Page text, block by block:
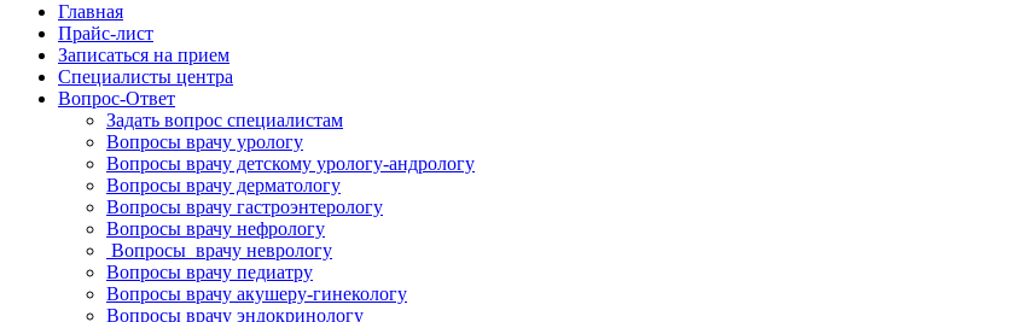
Главная
Прайс-лист
Записаться на прием
Специалисты центра
Вопрос-Ответ
Задать вопрос специалистам
Вопросы врачу урологу
Вопросы врачу детскому урологу-андрологу
Вопросы врачу дерматологу
Вопросы врачу гастроэнтерологу
Вопросы врачу нефрологу
Вопросы врачу неврологу
Вопросы врачу педиатру
Вопросы врачу акушеру-гинекологу
Вопросы врачу эндокринологу